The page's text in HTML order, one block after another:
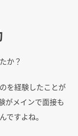
か？
を経験したことが
がメインで面接も
ですよね。